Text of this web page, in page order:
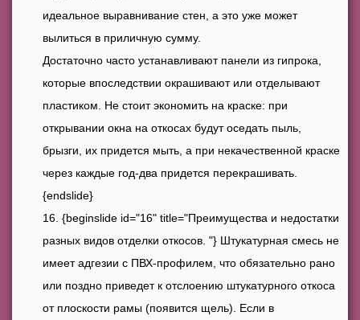
идеальное выравнивание стен, а это уже может
вылиться в приличную сумму.
Достаточно часто устанавливают панели из гипрока,
которые впоследствии окрашивают или отделывают
пластиком. Не стоит экономить на краске: при
открывании окна на откосах будут оседать пыль,
брызги, их придется мыть, а при некачественной краске
через каждые год-два придется перекрашивать.
{endslide}
{beginslide id="16" title="Преимущества и недостатки
разных видов отделки откосов. "} Штукатурная смесь не
имеет адгезии с ПВХ-профилем, что обязательно рано
или поздно приведет к отслоению штукатурного откоса
от плоскости рамы (появится щель). Если в